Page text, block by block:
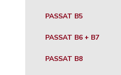
PASSAT B5
PASSAT B6 + B7
PASSAT B8